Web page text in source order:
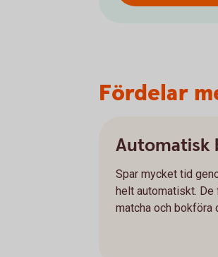
Fördelar
Automatisk
Spar mycket tid
helt automatiskt.
matcha och bokföra